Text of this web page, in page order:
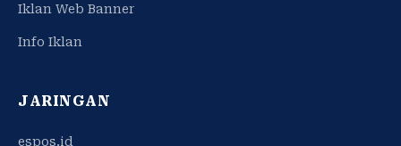
Iklan Web Banner
Info Iklan
JARINGAN
espos.id